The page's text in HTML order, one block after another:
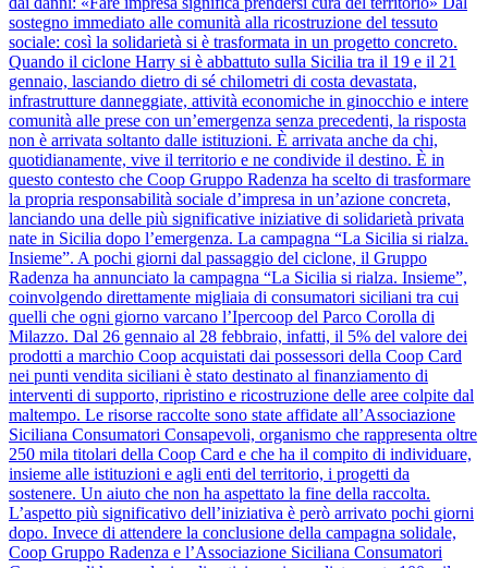
sostegno immediato alle comunità alla ricostruzione del tessuto
sociale: così la solidarietà si è trasformata in un progetto concreto.
Quando il ciclone Harry si è abbattuto sulla Sicilia tra il 19 e il 21
gennaio, lasciando dietro di sé chilometri di costa devastata,
infrastrutture danneggiate, attività economiche in ginocchio e intere
comunità alle prese con un’emergenza senza precedenti, la risposta
non è arrivata soltanto dalle istituzioni. È arrivata anche da chi,
quotidianamente, vive il territorio e ne condivide il destino. È in
questo contesto che Coop Gruppo Radenza ha scelto di trasformare
la propria responsabilità sociale d’impresa in un’azione concreta,
lanciando una delle più significative iniziative di solidarietà privata
nate in Sicilia dopo l’emergenza. La campagna “La Sicilia si rialza.
Insieme”. A pochi giorni dal passaggio del ciclone, il Gruppo
Radenza ha annunciato la campagna “La Sicilia si rialza. Insieme”,
coinvolgendo direttamente migliaia di consumatori siciliani tra cui
quelli che ogni giorno varcano l’Ipercoop del Parco Corolla di
Milazzo. Dal 26 gennaio al 28 febbraio, infatti, il 5% del valore dei
prodotti a marchio Coop acquistati dai possessori della Coop Card
nei punti vendita siciliani è stato destinato al finanziamento di
interventi di supporto, ripristino e ricostruzione delle aree colpite dal
maltempo. Le risorse raccolte sono state affidate all’Associazione
Siciliana Consumatori Consapevoli, organismo che rappresenta oltre
250 mila titolari della Coop Card e che ha il compito di individuare,
insieme alle istituzioni e agli enti del territorio, i progetti da
sostenere. Un aiuto che non ha aspettato la fine della raccolta.
L’aspetto più significativo dell’iniziativa è però arrivato pochi giorni
dopo. Invece di attendere la conclusione della campagna solidale,
Coop Gruppo Radenza e l’Associazione Siciliana Consumatori